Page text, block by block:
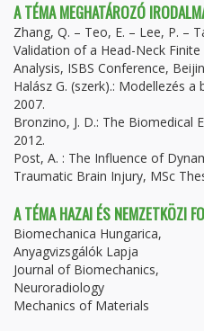
A TÉMA MEGHATÁROZÓ
Zhang, Q. – Teo, E. – Lee, P. –
Validation of a Head-Neck
Analysis, ISBS Conference,
Halász G. (szerk).: Modellezés
2007.
Bronzino, J. D.: The Biomedical
2012.
Post, A. : The Influence of
Traumatic Brain Injury, MSc
A TÉMA HAZAI ÉS NEMZETKÖZI
Biomechanica Hungarica,
Anyagvizsgálók Lapja
Journal of Biomechanics,
Neuroradiology
Mechanics of Materials